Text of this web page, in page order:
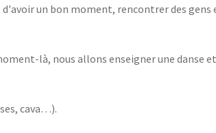
un bon moment, rencontrer des gens
là, nous allons enseigner une danse
cava…).